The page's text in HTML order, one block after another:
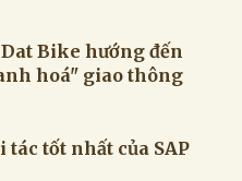
Bike hướng đến